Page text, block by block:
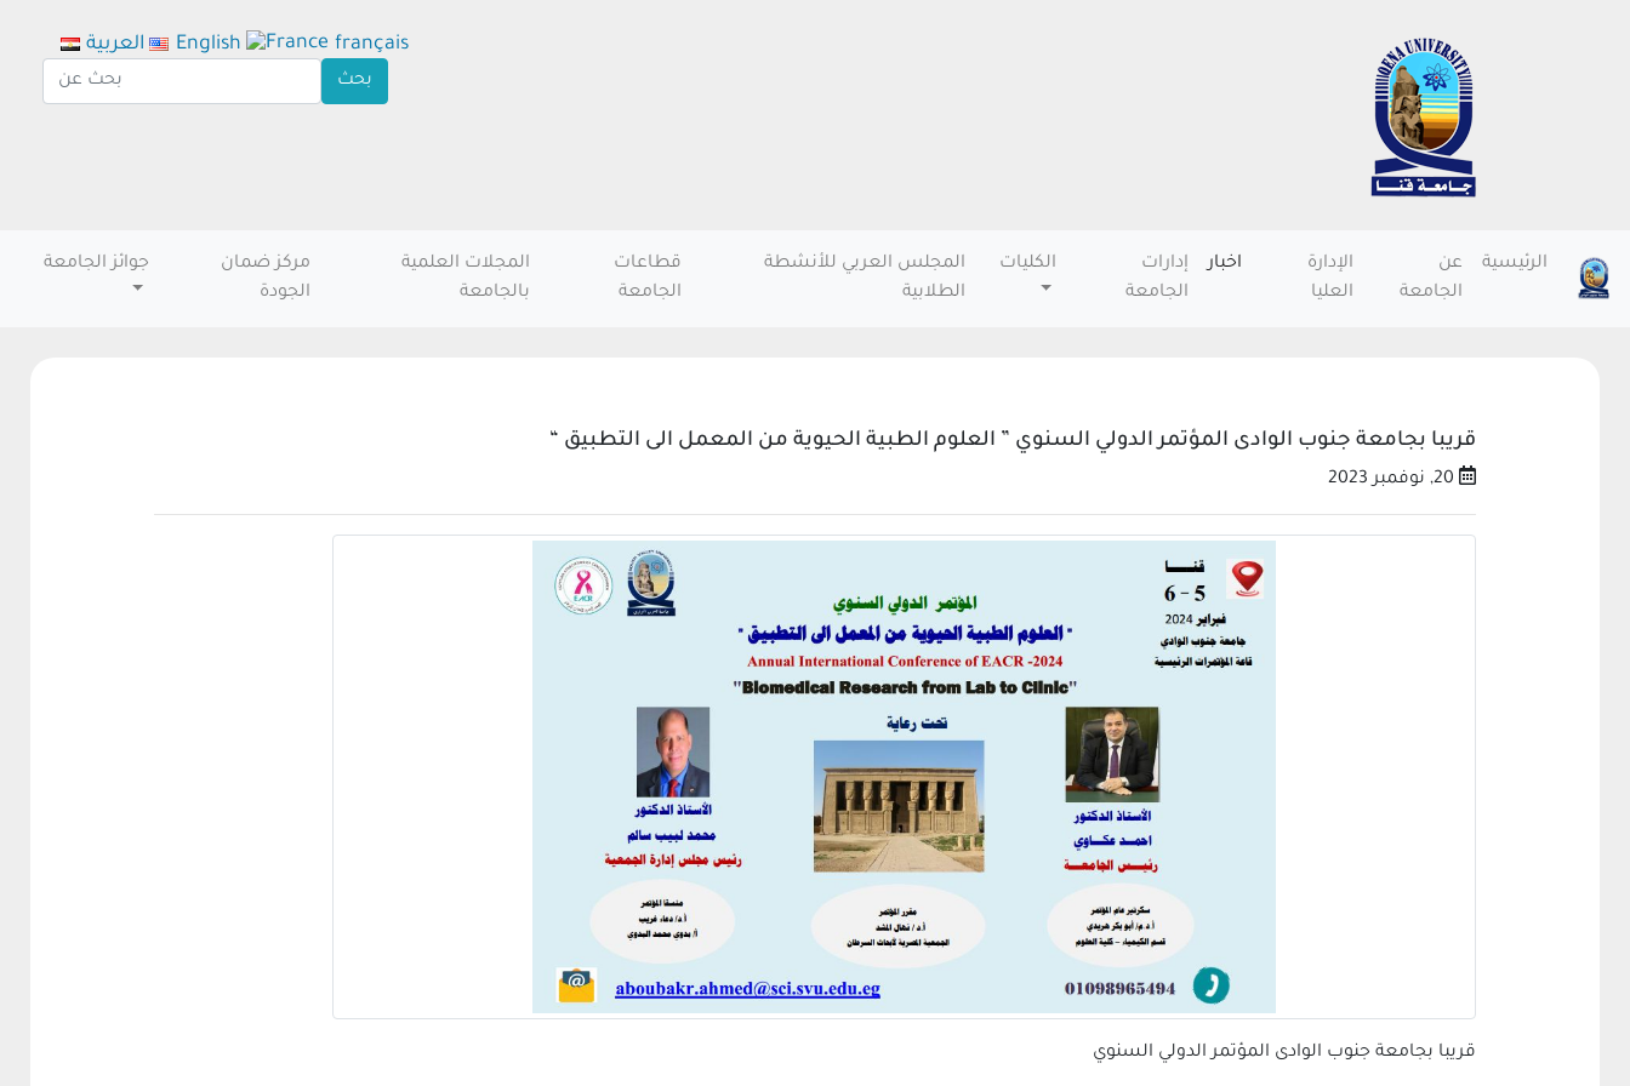
الرئيسية
عن
الجامعة
الإدارة
العليا
اخبار
إدارات
الجامعة
الكليات
المجلس العربي للأنشطة
الطلابية
قطاعات
الجامعة
المجلات العلمية
بالجامعة
مركز ضمان
الجودة
جوائز الجامعة
قريبا بجامعة جنوب الوادى المؤتمر الدولي السنوي ” العلوم الطبية الحيوية من المعمل الى التطبيق “
قريبا بجامعة جنوب الوادى المؤتمر الدولي السنوي
العربية English français